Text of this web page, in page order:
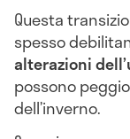
Questa
spesso
alterazioni
possono
dell’inverno.